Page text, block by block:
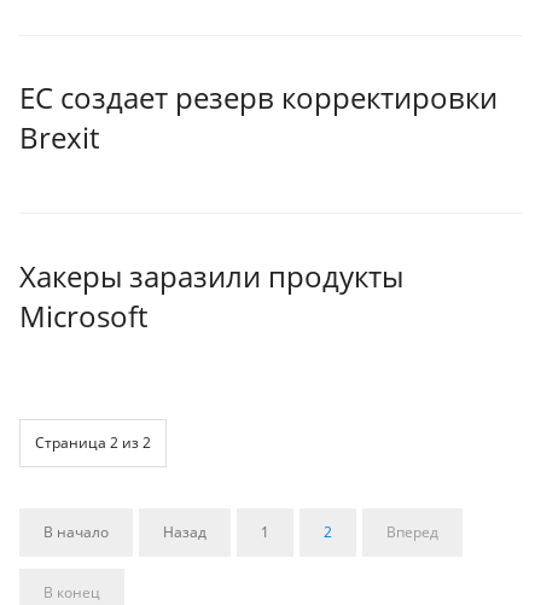
ЕС создает резерв корректировки
Brexit
Хакеры заразили продукты
Microsoft
Страница 2 из 2
В начало Назад 1 2 Вперед
В конец